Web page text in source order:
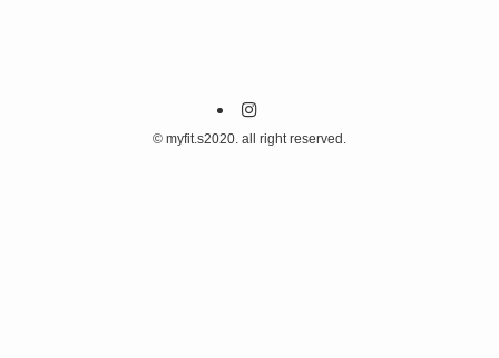
© myfit.s2020. all right reserved.